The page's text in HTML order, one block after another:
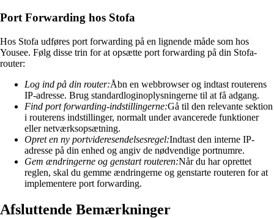
Port Forwarding hos Stofa
Hos Stofa udføres port forwarding på en lignende måde som hos
Yousee. Følg disse trin for at opsætte port forwarding på din Stofa-
router:
Log ind på din router:Åbn en webbrowser og indtast routerens
IP-adresse. Brug standardloginoplysningerne til at få adgang.
Find port forwarding-indstillingerne:Gå til den relevante sektion
i routerens indstillinger, normalt under avancerede funktioner
eller netværksopsætning.
Opret en ny portvideresendelsesregel:Indtast den interne IP-
adresse på din enhed og angiv de nødvendige portnumre.
Gem ændringerne og genstart routeren:Når du har oprettet
reglen, skal du gemme ændringerne og genstarte routeren for at
implementere port forwarding.
Afsluttende Bemærkninger